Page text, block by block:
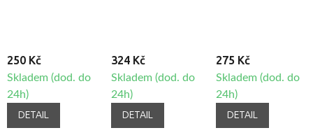
250 Kč
Skladem (dod. do
24h)
DETAIL
324 Kč
Skladem (dod. do
24h)
DETAIL
275 Kč
Skladem (dod. do
24h)
DETAIL